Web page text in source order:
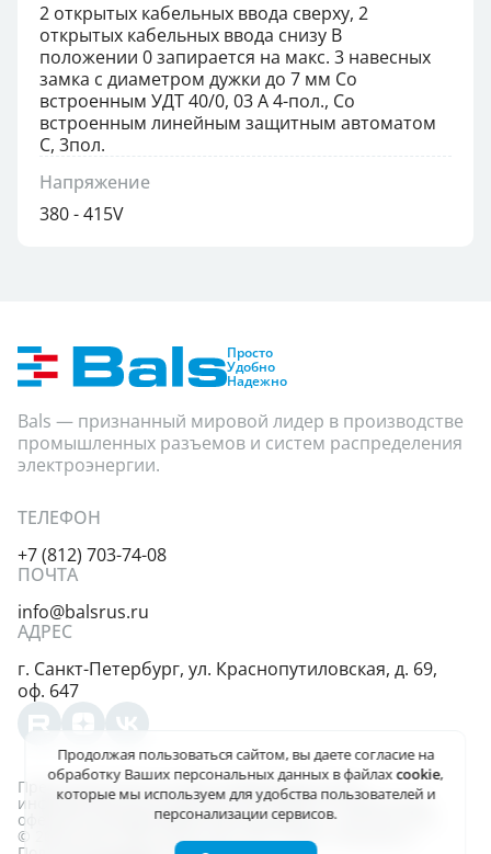
2 открытых кабельных ввода сверху, 2
открытых кабельных ввода снизу В
положении 0 запирается на макс. 3 навесных
замка с диаметром дужки до 7 мм Со
встроенным УДТ 40/0, 03 А 4-пол., Со
встроенным линейным защитным автоматом
С, 3пол.
Напряжение
380 - 415V
Просто
Удобно
Надежно
Bals — признанный мировой лидер в производстве
промышленных разъемов и систем распределения
электроэнергии.
ТЕЛЕФОН
+7 (812) 703-74-08
ПОЧТА
info@balsrus.ru
АДРЕС
г. Санкт-Петербург, ул. Краснопутиловская, д. 69,
оф. 647
Представленная на сайте информация несёт
информационный характер и не является публичной
офертой, определяемой положениями ст. 437 (2) ГК РФ.
© 2004-2026, ООО «Балс-Рус». Все права защищены
Продолжая пользоваться сайтом, вы даетесогласие на
обработку Ваших персональных данныхв файлахcookie,
которые мы используем для удобства пользователей и
персонализации сервисов.